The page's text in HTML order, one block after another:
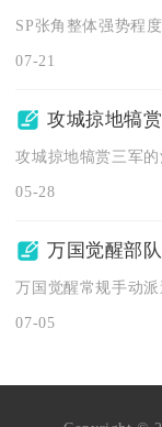
07-21
攻城掠地犒
05-28
万国觉醒部
07-05